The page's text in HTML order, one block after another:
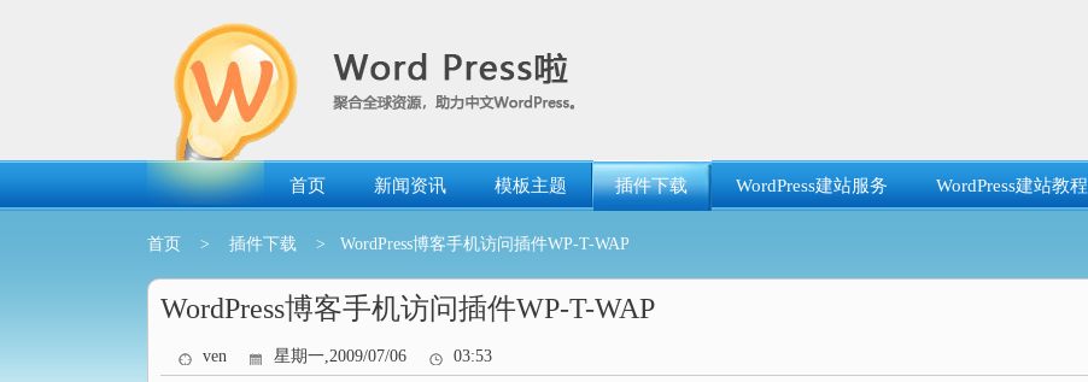
首页 新闻资讯 模板主题 插件下载 WordPress建站服务 WordPress建站教程
首页 > 插件下载 > WordPress博客手机访问插件WP-T-WAP
WordPress博客手机访问插件WP-T-WAP
ven 星期一,2009/07/06 03:53